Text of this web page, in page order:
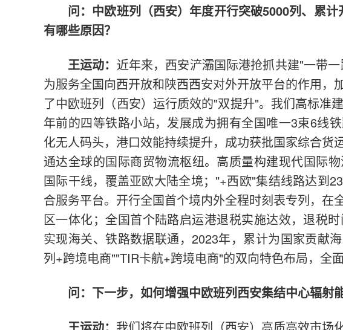
问：中欧班列（西安）年度开行突破5000列、累
有哪些原因？
王运动： 近年来，西安浐灞国际港抢抓共建"一带
为服务全国向西开放和陕西西安对外开放平台的作用，
了中欧班列（西安）运行质效的"双提升"。我们高标准
年前的四等铁路小站，发展成为拥有全国唯一3束6线
化无人码头，港口效能持续提升，成功获批国家综合货
通达全球的国际商贸物流枢纽。高质量构建现代国际
国际干线，覆盖亚欧大陆全境；"+西欧"集结线路达到
合服务平台。开行全国首个境内外全程时刻表专列，在
区一体化；全国首个陆路启运港退税实施达效，退税
实现海关、铁路数据联通，2023年，累计为国家贡献
列+跨境电商""TIR卡航+跨境电商"的双向特色布局，全
问：下一步，如何增强中欧班列西安集结中心辐射
王运动： 我们将在中欧班列（西安）高质高效市场